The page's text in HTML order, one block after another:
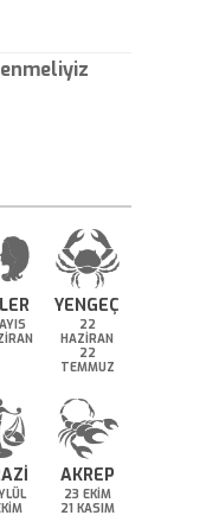
YENGEÇ
22
HAZİRAN
22
TEMMUZ
AKREP
23 EKİM
21 KASIM